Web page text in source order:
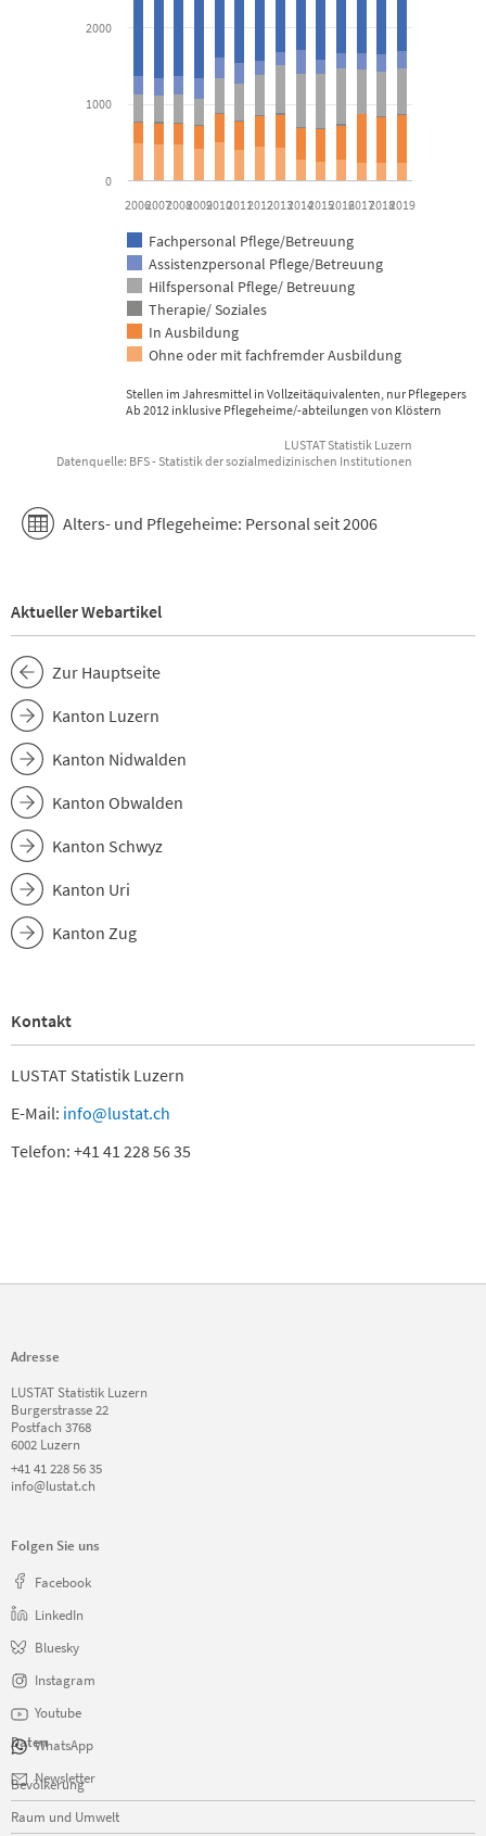
The chart has 1 Y axis displaying Anzahl Stellen. Data ranges
Stellen im Jahresmittel in Vollzeitäquivalenten, nur
Ab 2012 inklusive Pflegeheime/-abteilungen von Klöstern
Fachpersonal Pflege/Betreuung
Assistenzpersonal Pflege/Betreuung
Hilfspersonal Pflege/ Betreuung
Therapie/ Soziales
In Ausbildung
Ohne oder mit fachfremder Ausbildung
20062007200820092010201120122013201420152016201720182019
0
1000
2000
LUSTAT Statistik Luzern
Datenquelle: BFS - Statistik der sozialmedizinischen Institutionen
Alters- und Pflegeheime: Personal seit 2006
Aktueller Webartikel
Zur Hauptseite
Kanton Luzern
Kanton Nidwalden
Kanton Obwalden
Kanton Schwyz
Kanton Uri
Kanton Zug
Kontakt
LUSTAT Statistik Luzern
E-Mail: info@lustat.ch
Telefon: +41 41 228 56 35
Adresse
LUSTAT Statistik Luzern
Burgerstrasse 22
Postfach 3768
6002 Luzern
+41 41 228 56 35
info@lustat.ch
Folgen Sie uns
Facebook
LinkedIn
Bluesky
Instagram
Youtube
WhatsApp
Newsletter
Daten
Navigation
überspringen
Bevölkerung
Raum und Umwelt